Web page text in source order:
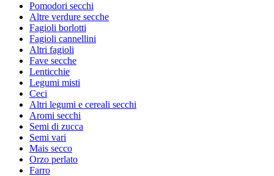
Pomodori secchi
Altre verdure secche
Fagioli borlotti
Fagioli cannellini
Altri fagioli
Fave secche
Lenticchie
Legumi misti
Ceci
Altri legumi e cereali secchi
Aromi secchi
Semi di zucca
Semi vari
Mais secco
Orzo perlato
Farro